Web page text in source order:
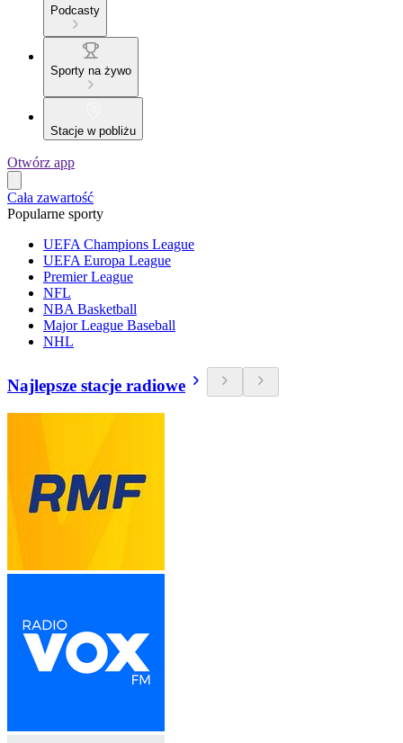
Podcasty
Sporty na żywo
Stacje w pobliżu
Otwórz app
Cała zawartość
Popularne sporty
UEFA Champions League
UEFA Europa League
Premier League
NFL
NBA Basketball
Major League Baseball
NHL
Najlepsze stacje radiowe